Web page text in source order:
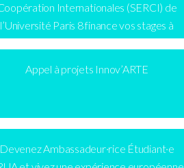
Internationales (SERCI) de
l’Université Paris 8 finance vos stages à
Appel à projets Innov’ARTE
Devenez Ambassadeur·rice Étudiant·e